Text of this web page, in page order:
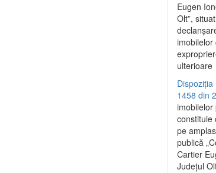
Eugen
Olt”,
ulterioare
1458 din
imobilelor
constituie
pe
publică
Cartier
Județul